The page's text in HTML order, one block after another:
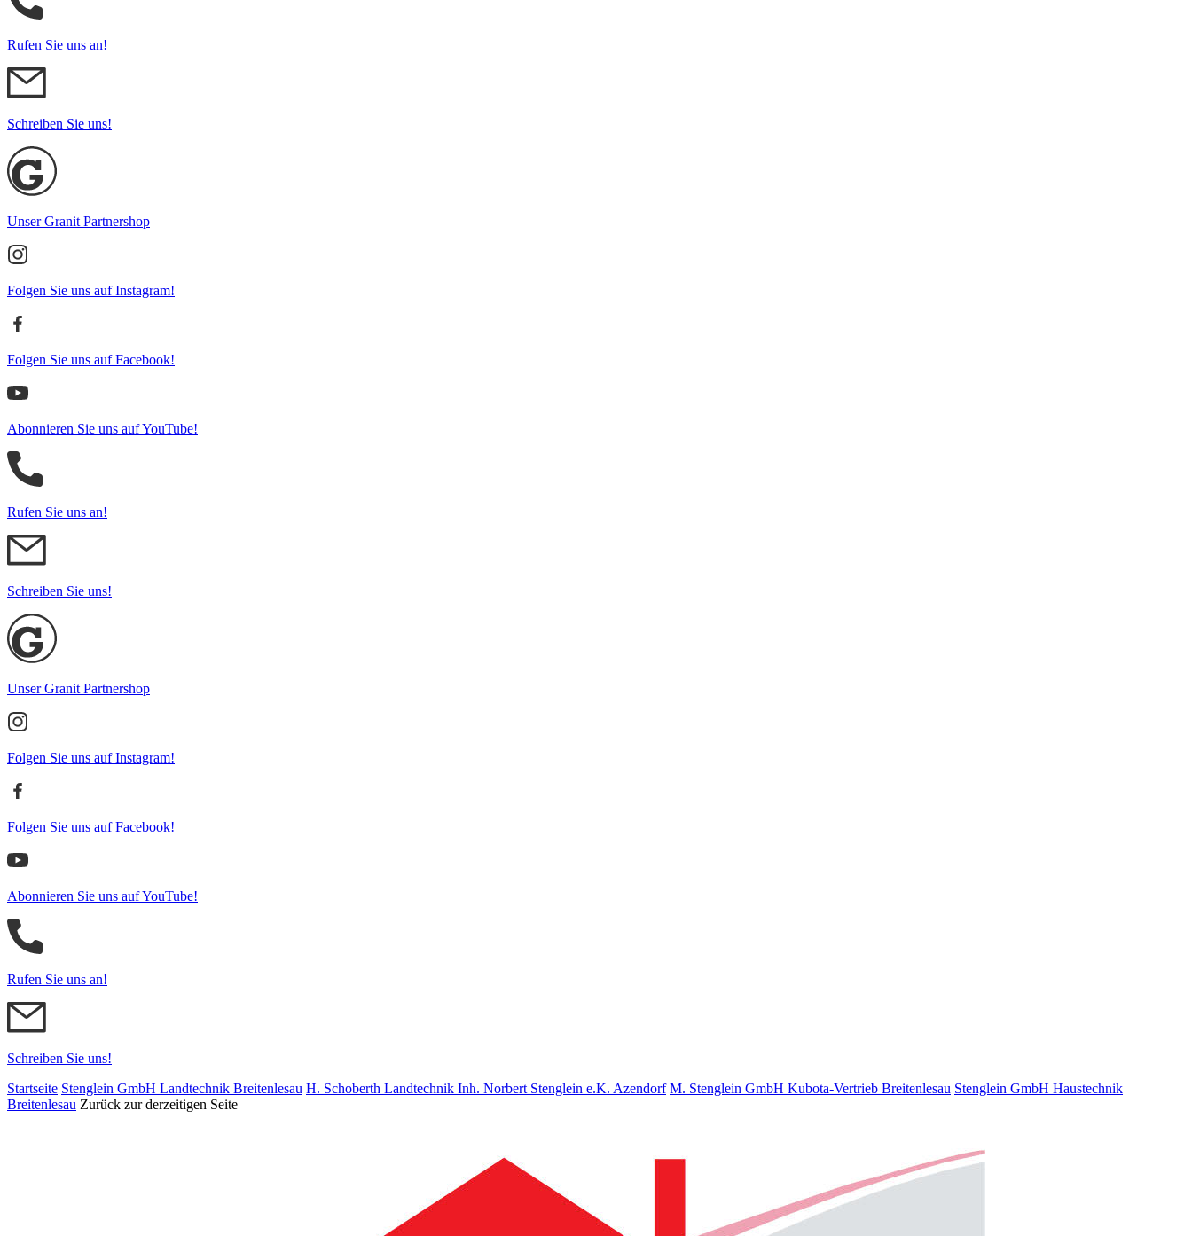
Rufen Sie uns an!
Schreiben Sie uns!
Unser Granit Partnershop
Folgen Sie uns auf Instagram!
Folgen Sie uns auf Facebook!
Abonnieren Sie uns auf YouTube!
Rufen Sie uns an!
Schreiben Sie uns!
Unser Granit Partnershop
Folgen Sie uns auf Instagram!
Folgen Sie uns auf Facebook!
Abonnieren Sie uns auf YouTube!
Rufen Sie uns an!
Schreiben Sie uns!
Startseite Stenglein GmbH Landtechnik Breitenlesau H. Schoberth Land­tech­nik Inh. Norbert Stenglein e.K. Azendorf M. Stenglein GmbH Kubota-Vertrieb Breitenlesau Stenglein GmbH Haustechnik
Breitenlesau Zurück zur derzeitigen Seite